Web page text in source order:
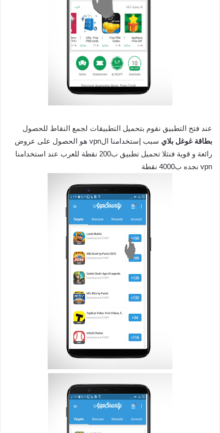
عند فتح التطبيق نقوم بتحميل التطبيقات لجمع النقاط للحصول
بطاقة غوغل بلاي
سبب إستخدامنا الvpn هو الحصول على عروض
رائعة و قوية فنثلا تحميل تطبيق ب200 نقطة للعرب عند استخدامنا
vpn نجده ب4000 نقطة